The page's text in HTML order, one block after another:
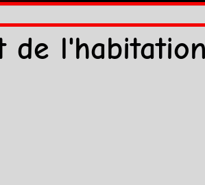
de l'habitation